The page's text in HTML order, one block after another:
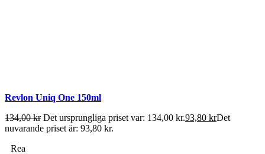
Revlon Uniq One 150ml
134,00kr Det ursprungliga priset var: 134,00 kr.93,80 krDet
nuvarande priset är: 93,80 kr.
Rea